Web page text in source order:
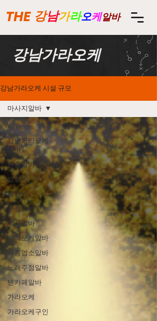
강남가라오케알바
THE
강남가라오케
강남가라오케 시설 규모
All Posts
강남가라오케
알바
유흥알바
밤알바
룸알바
주점알바
여성알바
가라오케알바
유흥업소알바
노래주점알바
텐카페알바
가라오케
가라오케구인
마사지알바